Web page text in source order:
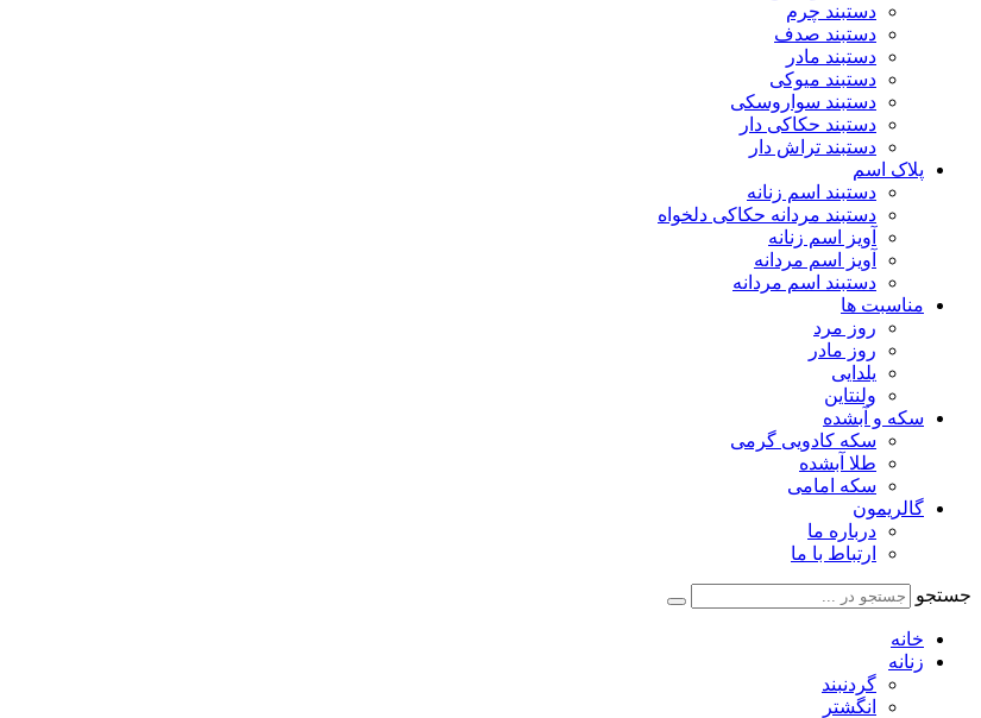
دستبند چرم
دستبند صدف
دستبند مادر
دستبند میوکی
دستبند سواروسکی
دستبند حکاکی دار
دستبند تراش دار
پلاک اسم
دستبند اسم زنانه
دستبند مردانه حکاکی دلخواه
آویز اسم زنانه
آویز اسم مردانه
دستبند اسم مردانه
مناسبت ها
روز مرد
روز مادر
یلدایی
ولنتاین
سکه و آبشده
سکه کادویی گرمی
طلا آبشده
سکه امامی
گالریمون
درباره ما
ارتباط با ما
جستجو
خانه
زنانه
گردنبند
انگشتر